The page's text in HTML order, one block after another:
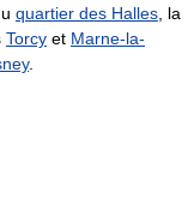
quartier des Halles , la
Torcy et Marne-la-
.